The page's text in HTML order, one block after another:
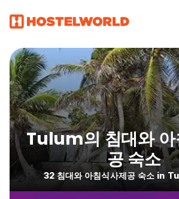
Tulum의 침대와 아
공 숙소
32 침대와 아침식사제공 숙소 in